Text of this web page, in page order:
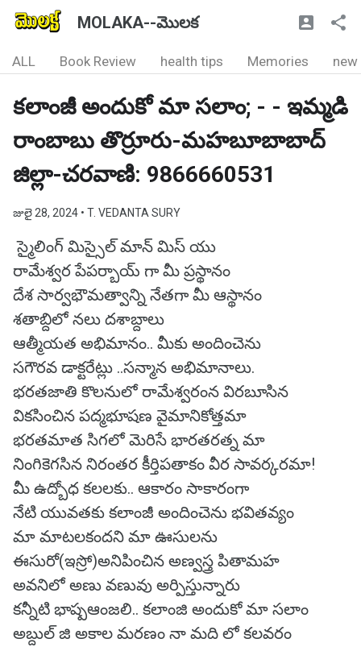
MOLAKA--మొలక
ALL Book Review health tips Memories new
కలాంజీ అందుకో మా సలాం; - - ఇమ్మడి
రాంబాబు తొర్రూరు-మహబూబాబాద్
జిల్లా-చరవాణి: 9866660531
జులై 28, 2024 • T. VEDANTA SURY
స్మైలింగ్ మిస్సైల్ మాన్ మిస్ యు
రామేశ్వర పేపర్బాయ్ గా మీ ప్రస్థానం
దేశ సార్వభౌమత్వాన్ని నేతగా మీ ఆస్థానం
శతాబ్దిలో నలు దశాబ్దాలు
ఆత్మీయత అభిమానం.. మీకు అందించెను
సగౌరవ డాక్టరేట్లు ..సన్మాన అభిమానాలు.
భరతజాతి కొలనులో రామేశ్వరంన విరబూసిన
వికసించిన పద్మభూషణ వైమానికోత్తమా
భరతమాత సిగలో మెరిసే భారతరత్న మా
నింగికెగసిన నిరంతర కీర్తిపతాకం వీర సావర్కరమా!
మీ ఉద్బోధ కలలకు.. ఆకారం సాకారంగా
నేటి యువతకు కలాంజీ అందించెను భవితవ్యం
మా మాటలకందని మా ఊసులను
ఈసురో(ఇస్రో)అనిపించిన అణ్వస్త్ర పితామహ
అవనిలో అణు వణువు అర్పిస్తున్నారు
కన్నీటి భాష్పఆంజలి.. కలాంజి అందుకో మా సలాం
అబ్దుల్ జి అకాల మరణం నా మది లో కలవరం